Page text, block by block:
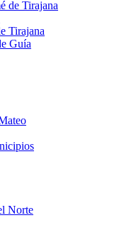
de Tirajana
Tirajana
Guía
Norte